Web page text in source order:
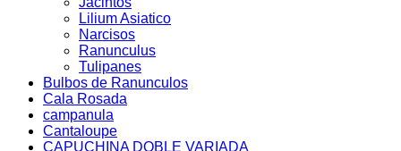
Lilium Asiatico
Narcisos
Ranunculus
Tulipanes
Bulbos de Ranunculos
Cala Rosada
campanula
Cantaloupe
CAPUCHINA DOBLE VARIADA